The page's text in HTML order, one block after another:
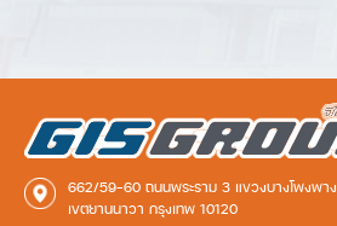
662/59-60 ถนนพระราม 3 แขวงบางโพงพาง
เขตยานนาวา กรุงเทพ 10120